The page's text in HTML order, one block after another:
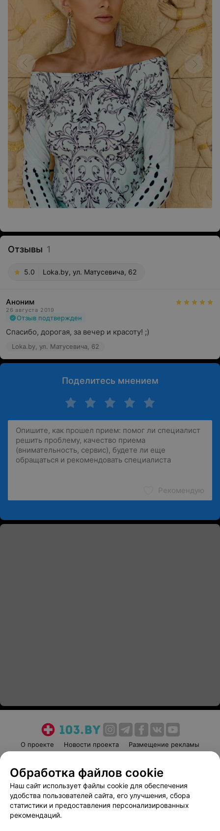
Отзывы 1
5.0 Loka.by, ул. Матусевича, 62
Аноним
26 августа 2019
Отзыв подтвержден
Спасибо, дорогая, за вечер и красоту! ;)
Loka.by, ул. Матусевича, 62
Поделитесь мнением
Рекомендую
О проекте Новости проекта
Размещение рекламы
Пользовательское соглашение
Способы оплаты
Вакансии
Партнеры
Написать руководителю 103.by
Обработка файлов cookie
Наш сайт использует файлы cookie для обеспечения
удобства пользователей сайта, его улучшения, сбора
статистики и предоставления персонализированных
рекомендаций.